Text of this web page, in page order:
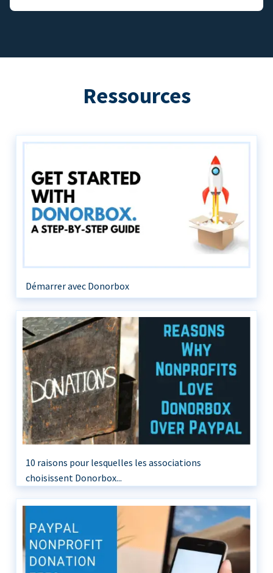
Ressources
Démarrer avec Donorbox
10 raisons pour lesquelles les associations
choisissent Donorbox...